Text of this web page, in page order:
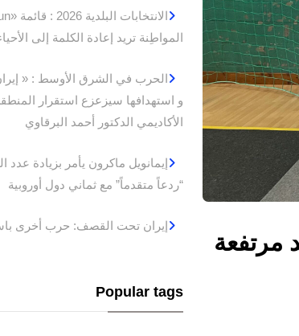
جد مرتفعة
المواطِنة تريد إعادة الكلمة إلى
الحرب في الشرق الأوسط : «
و استهدافها سيزعزع استقرار
الأكاديمي الدكتور أحمد البرقاوي
إيمانويل ماكرون يأمر بزيادة عدد
“ردعاً متقدماً” مع ثماني دول أوروبية
إيران تحت القصف: حرب أخرى
Popular tags